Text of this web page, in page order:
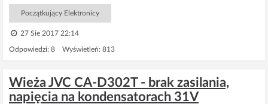
Początkujący Elektronicy
27 Sie 2017 22:14
Odpowiedzi: 8 Wyświetleń: 813
Wieża JVC CA-D302T - brak zasilania,
napięcia na kondensatorach 31V